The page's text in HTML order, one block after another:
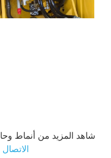
شاهد المزيد من أنماط